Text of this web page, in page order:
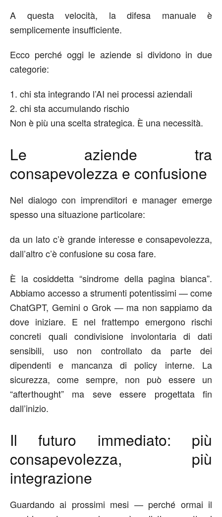
A questa velocità, la difesa manuale è
semplicemente insufficiente.
Ecco perché oggi le aziende si dividono in due
categorie:
1. chi sta integrando l’AI nei processi aziendali
2. chi sta accumulando rischio
Non è più una scelta strategica. È una necessità.
Le aziende tra
consapevolezza e confusione
Nel dialogo con imprenditori e manager emerge
spesso una situazione particolare:
da un lato c’è grande interesse e consapevolezza,
dall’altro c’è confusione su cosa fare.
È la cosiddetta “sindrome della pagina bianca”.
Abbiamoaccesso a strumenti potentissimi — come
ChatGPT, Gemini o Grok — ma nonsappiamo da
dove iniziare. E nel frattempo emergono rischi
concreti qualicondivisione involontaria di dati
sensibili, uso non controllato da parte dei
dipendentie mancanza di policy interne.
La
sicurezza, come sempre, non può essere un
“afterthought” ma seve essere progettata fin
dall’inizio.
Il futuro immediato: più
consapevolezza, più
integrazione
Guardando ai prossimi mesi — perché ormai il